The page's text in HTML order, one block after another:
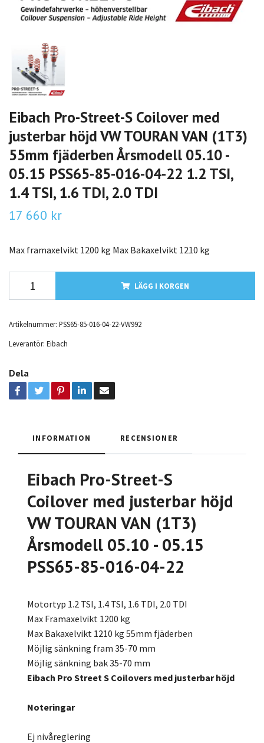
Eibach Pro-Street-S Coilover med
justerbar höjd VW TOURAN VAN (1T3)
55mm fjäderben Årsmodell 05.10 -
05.15 PSS65-85-016-04-22 1.2 TSI,
1.4 TSI, 1.6 TDI, 2.0 TDI
17 660 kr
Max framaxelvikt 1200 kg Max Bakaxelvikt 1210 kg
LÄGG I KORGEN
Artikelnummer: PSS65-85-016-04-22-VW992
Leverantör: Eibach
Dela
INFORMATION RECENSIONER
Eibach Pro-Street-S
Coilover med justerbar höjd
VW TOURAN VAN (1T3)
Årsmodell 05.10 - 05.15
PSS65-85-016-04-22
Motortyp 1.2 TSI, 1.4 TSI, 1.6 TDI, 2.0 TDI
Max Framaxelvikt 1200 kg
Max Bakaxelvikt 1210 kg 55mm fjäderben
Möjlig sänkning fram 35-70 mm
Möjlig sänkning bak 35-70 mm
Eibach Pro Street S Coilovers med justerbar höjd
Noteringar
Ej nivåreglering